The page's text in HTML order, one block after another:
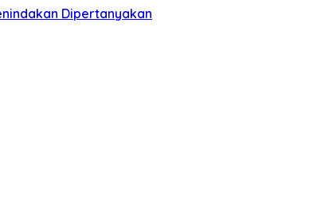
Dipertanyakan